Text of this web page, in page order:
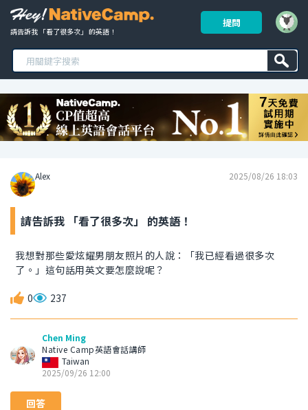
請告訴我 「看了很多次」 的英語！
提問
Alex 2025/08/26 18:03
請告訴我 「看了很多次」 的英語！
我想對那些愛炫耀男朋友照片的人說：「我已經看過很多次
了。」這句話用英文要怎麼說呢？
0 237
Chen Ming
Native Camp英語會話講師
Taiwan
2025/09/26 12:00
回答